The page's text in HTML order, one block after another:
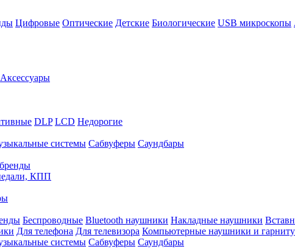
Цифровые Оптические Детские Биологические USB микроскопы
Аксессуары
DLP LCD Недорогие
системы Сабвуферы Саундбары
КПП
Беспроводные Bluetooth наушники Накладные наушники
Для телефона Для телевизора Компьютерные наушники и
системы Сабвуферы Саундбары